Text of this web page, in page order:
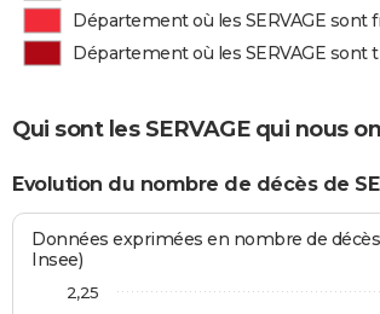
Département où les SERVAGE
Département où les SERVAGE
Qui sont les SERVAGE qui nous
Evolution du nombre de décès de
Données exprimées en nombre de
Insee)
2,25